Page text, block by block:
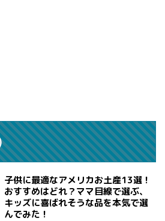
子供に最適なアメリカお土産13選！
おすすめはどれ？ママ目線で選ぶ、
キッズに喜ばれそうな品を本気で選
んでみた！